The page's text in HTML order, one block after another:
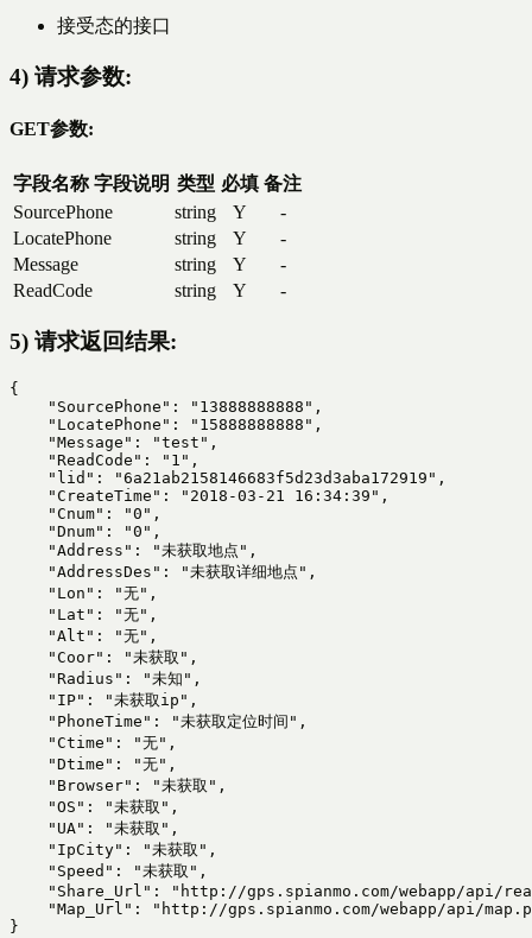
接受态的接口
4) 请求参数:
GET参数:
字段名称 字段说明 类型 必填 备注
SourcePhone
string Y
-
LocatePhone
string Y
-
Message
string Y
-
ReadCode
string Y -
5) 请求返回结果:
{
    "SourcePhone": "13888888888",
    "LocatePhone": "15888888888",
    "Message": "test",
    "ReadCode": "1",
    "lid": "6a21ab2158146683f5d23d3aba172919",
    "CreateTime": "2018-03-21 16:34:39",
    "Cnum": "0",
    "Dnum": "0",
    "Address": "未获取地点",
    "AddressDes": "未获取详细地点",
    "Lon": "无",
    "Lat": "无",
    "Alt": "无",
    "Coor": "未获取",
    "Radius": "未知",
    "IP": "未获取ip",
    "PhoneTime": "未获取定位时间",
    "Ctime": "无",
    "Dtime": "无",
    "Browser": "未获取",
    "OS": "未获取",
    "UA": "未获取",
    "IpCity": "未获取",
    "Speed": "未获取",
"Share_Url": "http://gps.spianmo.com/webapp/api/
"Map_Url": "http://gps.spianmo.com/webapp/api/
}